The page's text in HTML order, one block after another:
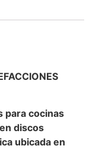
para cocinas
discos
ubicada en